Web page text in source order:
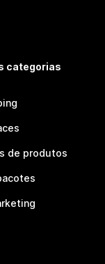
categorias
de produtos